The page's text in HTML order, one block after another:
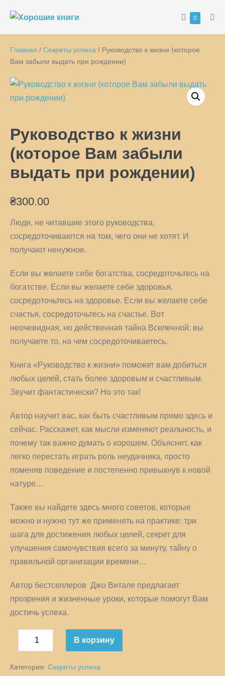
содержимому
Корзина
0Товары
Главная / Секреты успеха / Руководство к жизни (которое
Вам забыли выдать при рождении)
Руководство к жизни
(которое Вам забыли
выдать при рождении)
₴300.00
Люди, не читавшие этого руководства,
сосредоточиваются на том, чего они не хотят. И
получают ненужное.
Если вы желаете себе богатства, сосредоточьтесь на
богатстве. Если вы желаете себе здоровья,
сосредоточьтесь на здоровье. Если вы желаете себе
счастья, сосредоточьтесь на счастье. Вот
неочевидная, но действенная тайна Вселенной: вы
получаете то, на чем сосредоточиваетесь.
Книга «Руководство к жизни» поможет вам добиться
любых целей, стать более здоровым и счастливым.
Звучит фантастически? Но это так!
Автор научит вас, как быть счастливым прямо здесь и
сейчас. Расскажет, как мысли изменяют реальность, и
почему так важно думать о хорошем. Объяснит, как
легко перестать играть роль неудачника, просто
поменяв поведение и постепенно привыкнув к новой
натуре…
Также вы найдете здесь много советов, которые
можно и нужно тут же применять на практике: три
шага для достижения любых целей, секрет для
улучшения самочувствия всего за минуту, тайну о
правильной организации времени…
Автор бестселлеров Джо Витале предлагает
прозрения и жизненные уроки, которые помогут Вам
достичь успеха.
Уменьшить
количество
Количество
товара
Руководство
Увеличить
В корзину
Категория: Секреты успеха